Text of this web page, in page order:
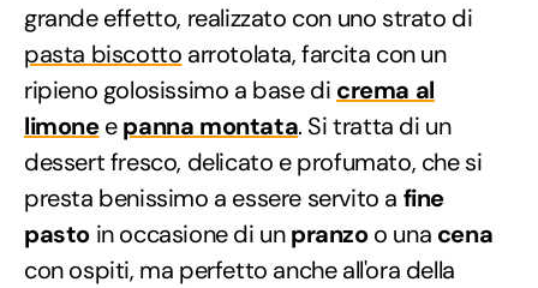
grande effetto, realizzato con uno strato di
pasta biscotto arrotolata, farcita con un
ripieno golosissimo a base di crema al
limoneepanna montata. Si tratta di un
dessert fresco, delicato e profumato, che si
presta benissimo a essere servito a fine
pasto in occasione di unpranzoo una cena
con ospiti, ma perfetto anche all'ora della